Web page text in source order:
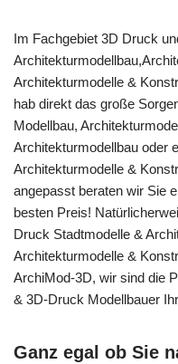
Im Fachgebiet 3D Druck
Architekturmodelle &
hab direkt das große
Modellbau,
Architekturmodellbau oder
Architekturmodelle &
angepasst beraten wir Sie
besten Preis!
Druck Stadtmodelle &
Architekturmodelle &
ArchiMod-3D, wir sind die
& 3D-Druck Modellbauer
Ganz egal ob Sie